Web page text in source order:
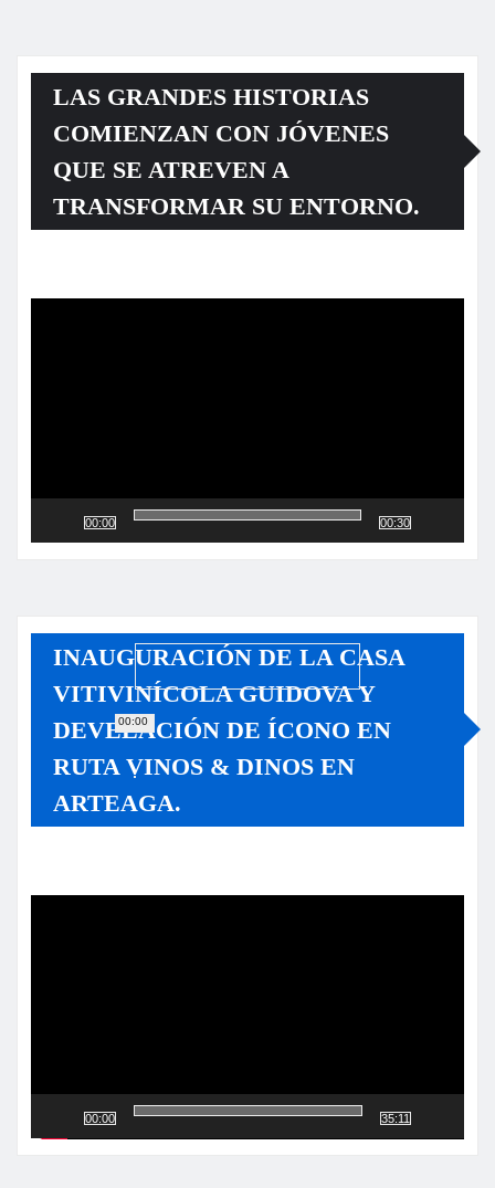
LAS GRANDES HISTORIAS
COMIENZAN CON JÓVENES
QUE SE ATREVEN A
TRANSFORMAR SU ENTORNO.
00:00
00:00
00:30
INAUGURACIÓN DE LA CASA
VITIVINÍCOLA GUIDOVA Y
DEVELACIÓN DE ÍCONO EN
RUTA VINOS & DINOS EN
ARTEAGA.
00:00 35:11